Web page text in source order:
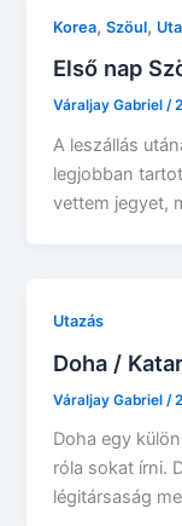
Korea,Szöul,
Első nap
Váraljay Gabriel/
A leszállás
legjobban
vettem jegyet,
Utazás
Doha / Katar
Váraljay Gabriel /
Doha egy
róla sokat írni.
légitársaság